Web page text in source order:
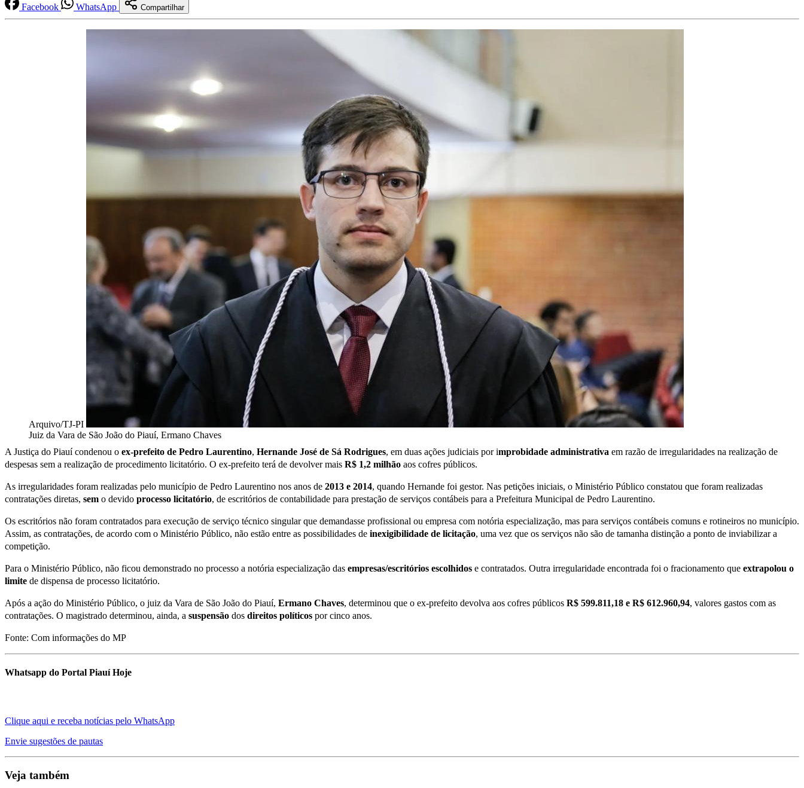
Facebook WhatsApp Compartilhar
Arquivo/TJ-PI
Juiz da Vara de São João do Piauí, Ermano Chaves
A Justiça do Piauí condenou o ex-prefeito de Pedro Laurentino, Hernande José de Sá Rodrigues, em duas ações judiciais por improbidade administrativa em razão de irregularidades na realização de
despesas sem a realização de procedimento licitatório. O ex-prefeito terá de devolver mais R$ 1,2 milhão aos cofres públicos.
As irregularidades foram realizadas pelo município de Pedro Laurentino nos anos de 2013 e 2014, quando Hernande foi gestor. Nas petições iniciais, o Ministério Público constatou que foram realizadas
contratações diretas, sem o devido processo licitatório, de escritórios de contabilidade para prestação de serviços contábeis para a Prefeitura Municipal de Pedro Laurentino.
Os escritórios não foram contratados para execução de serviço técnico singular que demandasse profissional ou empresa com notória especialização, mas para serviços contábeis comuns e rotineiros no município.
Assim, as contratações, de acordo com o Ministério Público, não estão entre as possibilidades de inexigibilidade de licitação, uma vez que os serviços não são de tamanha distinção a ponto de inviabilizar a
competição.
Para o Ministério Público, não ficou demonstrado no processo a notória especialização das empresas/escritórios escolhidos e contratados. Outra irregularidade encontrada foi o fracionamento que extrapolou o
limite de dispensa de processo licitatório.
Após a ação do Ministério Público, o juiz da Vara de São João do Piauí, Ermano Chaves, determinou que o ex-prefeito devolva aos cofres públicos R$ 599.811,18 e R$ 612.960,94, valores gastos com as
contratações. O magistrado determinou, ainda, a suspensão dos direitos políticos por cinco anos.
Fonte: Com informações do MP
Whatsapp do Portal Piauí Hoje
Clique aqui e receba notícias pelo WhatsApp
Envie sugestões de pautas
Veja também